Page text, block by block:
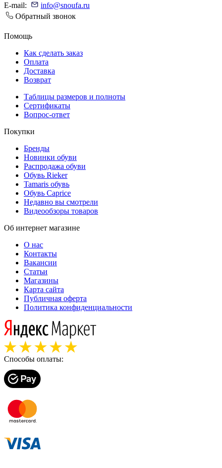
E-mail:
info@snoufa.ru
Обратный звонок
Помощь
Как сделать заказ
Оплата
Доставка
Возврат
Таблицы размеров и полноты
Сертификаты
Вопрос-ответ
Покупки
Бренды
Новинки обуви
Распродажа обуви
Обувь Rieker
Tamaris обувь
Обувь Caprice
Недавно вы смотрели
Видеообзоры товаров
Об интернет магазине
О нас
Контакты
Вакансии
Статьи
Магазины
Карта сайта
Публичная оферта
Политика конфиденциальности
Способы оплаты: